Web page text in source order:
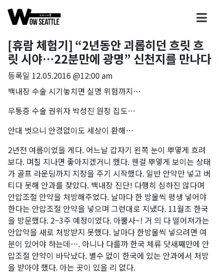
[휴람 체험기] “2년동안 괴롭히던 흐릿 흐
릿 시야…22분만에 광명” 신천지를 만나다
등록일 12.05.2016 @12:00 am
백내장 수술 시기놓치면 실명 위험까지…
무통증 수술 권위자 박성진 원장 집도…
안대 벗으니 안경없이도 세상이 환해…
2년전 여름이었을 게다. 어느날 갑자기 왼쪽 눈이 뿌옇게 흐려
보다. 며칠 지나면 좋아지겠거니 했다. 웬걸 뿌옇게 보이는 상태
가 골프 라운딩까지 지장을 주기 시작했다. 일반 안약만 넣고 버
티다 못해 안과를 찾았다. 백내장 진단! 다행히 심하진 않다며
안압조절 안약을 처방해주었다. 날마다 한 방울씩 평생 넣어야
한다는 안압조절 안약을 넣으며 그런대로 지냈다. 11월초 한국
을 방문했다. 2~3주 예정이었다. 아뿔사~! 거 의 다 떨어져가는
안압약을 새로 처방받지 못했다. 날마다 한방울씩 넣으려면 여
분이 있어야 하는데…. 아니나 다를까 한국 체류 닷새째만에 안
압조절 안약이 바닥났다. 별수 없이 한국에 있는 안과에서 처방
을 받아야 했다. 아는 곳이 있을 리 없다.